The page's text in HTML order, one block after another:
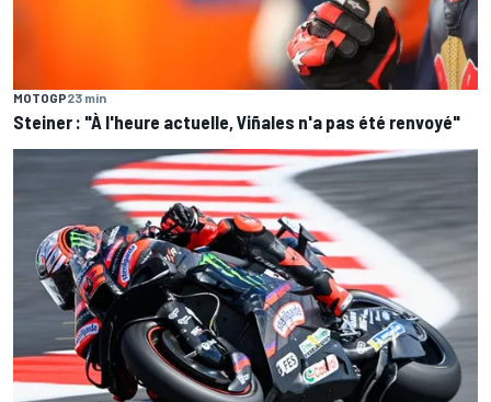
MOTOGP23 min
Steiner : "À l'heure actuelle, Viñales n'a pas été renvoyé"